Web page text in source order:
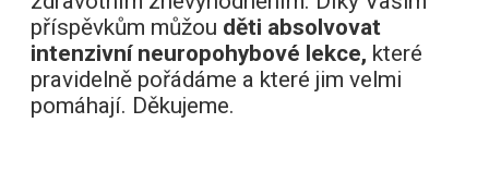
příspěvkům můžou děti absolvovat
intenzivní neuropohybové lekce, které
pravidelně pořádáme a které jim velmi
pomáhají. Děkujeme.